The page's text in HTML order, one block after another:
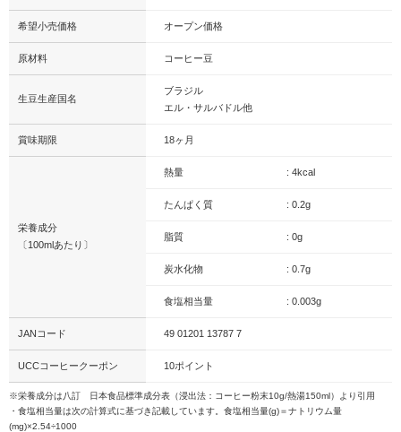
希望小売価格 オープン価格
原材料 コーヒー豆
生豆生産国名
ブラジル
エル・サルバドル他
賞味期限 18ヶ月
栄養成分
〔100mlあたり〕
熱量 : 4kcal
たんぱく質 : 0.2g
脂質 : 0g
炭水化物 : 0.7g
食塩相当量 : 0.003g
JANコード 49 01201 13787 7
UCCコーヒークーポン 10ポイント
※栄養成分は八訂 日本食品標準成分表（浸出法：コーヒー粉末10g/熱湯150ml）より引用
・食塩相当量は次の計算式に基づき記載しています。食塩相当量(g)＝ナトリウム量
(mg)×2.54÷1000